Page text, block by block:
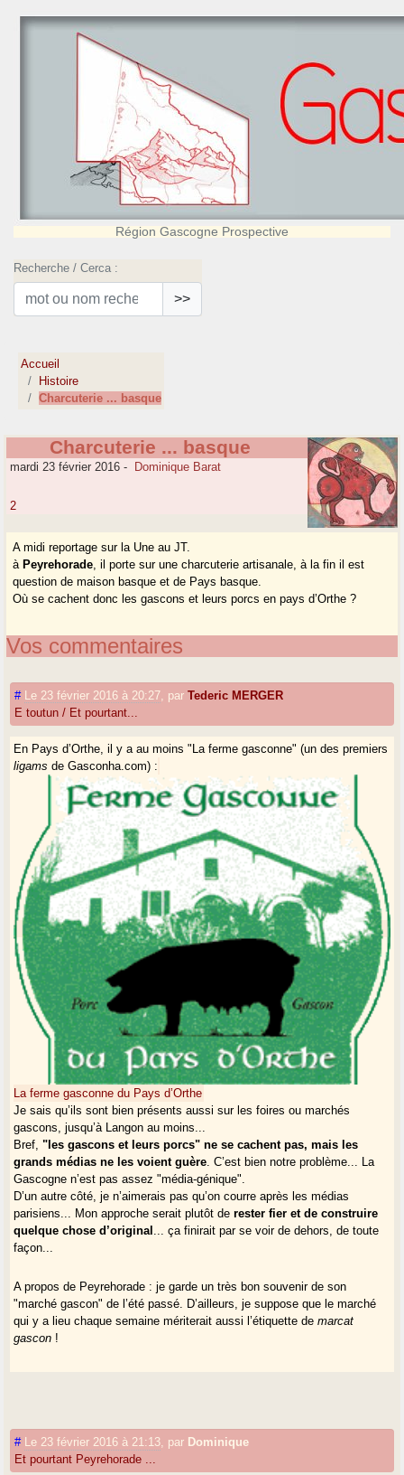
Région Gascogne Prospective
Recherche / Cerca :
>>
Accueil
Histoire
Charcuterie ... basque
Charcuterie ... basque
mardi 23 février 2016 - Dominique Barat
2
A midi reportage sur la Une au JT.
à Peyrehorade, il porte sur une charcuterie artisanale, à la fin il est
question de maison basque et de Pays basque.
Où se cachent donc les gascons et leurs porcs en pays d’Orthe ?
Vos commentaires
# Le 23 février 2016 à 20:27 parTederic MERGER
E toutun / Et pourtant...
En Pays d’Orthe, il y a au moins "La ferme gasconne" (un des premiers
ligams de Gasconha.com) :
La ferme gasconne du Pays d’Orthe
Je sais qu’ils sont bien présents aussi sur les foires ou marchés
gascons, jusqu’à Langon au moins...
Bref,"les gascons et leurs porcs" ne se cachent pas, mais les
grands médias ne les voient guère. C’est bien notre problème... La
Gascogne n’est pas assez "média-génique".
D’un autre côté, je n’aimerais pas qu’on courre après les médias
parisiens... Mon approche serait plutôt derester fier et de construire
quelque chose d’original ... ça finirait par se voir de dehors, de toute
façon...
A propos de Peyrehorade : je garde un très bon souvenir de son
"marché gascon" de l’été passé. D’ailleurs, je suppose que le marché
qui y a lieu chaque semaine mériterait aussi l’étiquette demarcat
gascon !
# Le 23 février 2016 à 21:13, par Dominique
Et pourtant Peyrehorade ...